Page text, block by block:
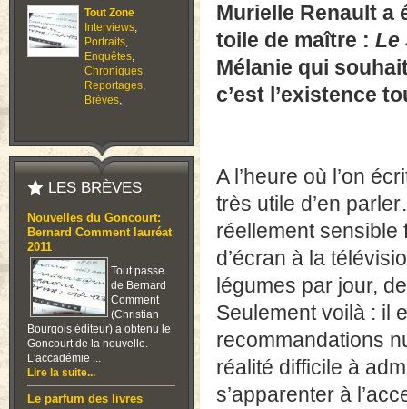
Tout Zone
Interviews,
Portraits,
Enquêtes,
Chroniques,
Reportages,
Brèves,
LES BRÈVES
Nouvelles du Goncourt:
Bernard Comment lauréat
2011
Tout passe
de Bernard
Comment
(Christian
Bourgois éditeur) a obtenu le
Goncourt de la nouvelle.
L'accadémie ...
Lire la suite...
Le parfum des livres
Murielle Renault a
toile de maître : Le
Mélanie qui
c’est l’existence
A l’heure où l’on
très utile d’en
réellement sensible
d’écran à la
légumes par jour,
Seulement voilà : il
recommandations
réalité difficile à
s’apparenter à